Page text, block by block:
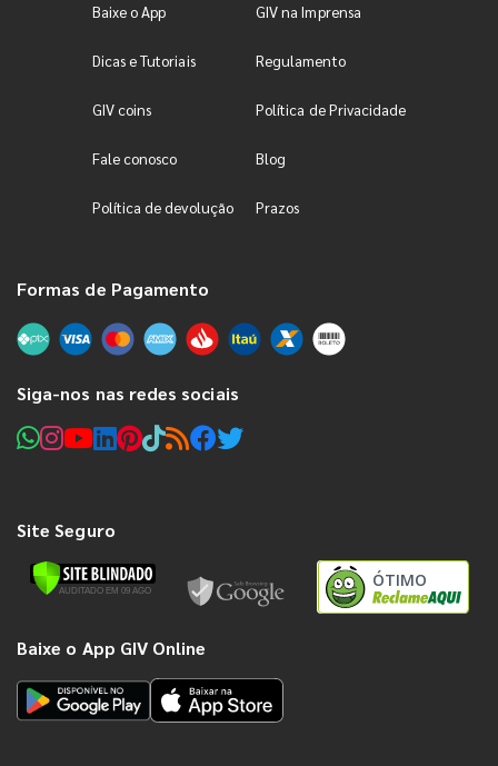
Baixe o App GIV na Imprensa
Dicas e Tutoriais Regulamento
GIV coins Política de Privacidade
Fale conosco Blog
Política de devolução Prazos
Formas de Pagamento
Siga-nos nas redes sociais
Site Seguro
ÓTIMO
Baixe o App GIV Online